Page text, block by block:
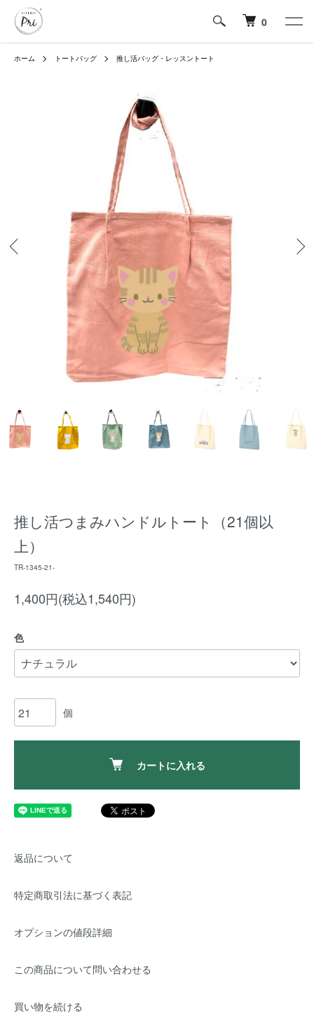
0
ホーム トートバッグ 推し活バッグ・レッスントート
推し活つまみハンドルトート（21個以
上）
TR-1345-21-
1,400円(税込1,540円)
色
個
カートに入れる
返品について
特定商取引法に基づく表記
オプションの値段詳細
この商品について問い合わせる
買い物を続ける